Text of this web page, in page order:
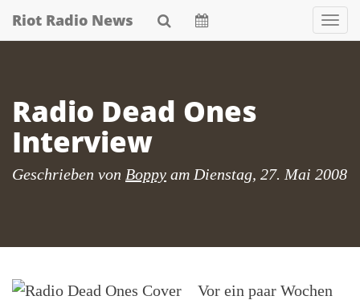
SkipRiot Radio News
Radio Dead Ones
Interview
Geschrieben von Boppy am Dienstag, 27. Mai 2008
Vor ein paar Wochen